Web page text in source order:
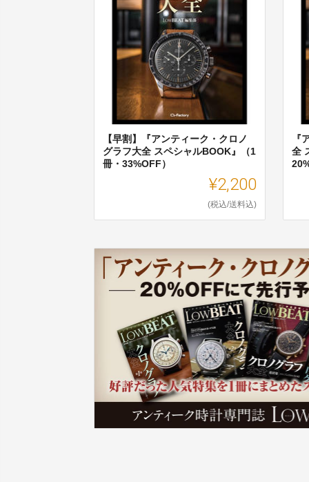
【早割】『アンティーク・クロノ
グラフ大全 スペシャルBOOK』（1
冊・33%OFF）
¥2,200
(税込/送料込)
『
全